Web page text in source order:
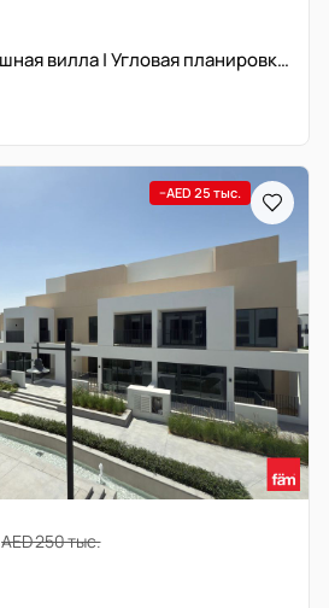
Новостройка Роскошная вилла | Угловая планировка | Вид на парк
−AED 25 тыс.
AED 250 тыс.